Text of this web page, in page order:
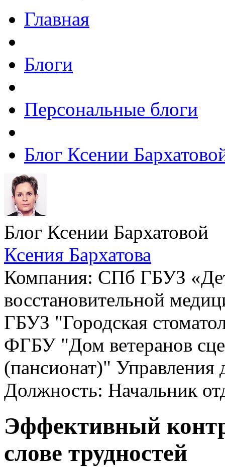
Главная
Блоги
Персональные блоги
Блог Ксении
Блог Ксении Бархатовой
Ксения Бархатова
Компания: СПб ГБУЗ
восстановительной
ГБУЗ "Городская
ФГБУ "Дом ветеранов
(пансионат)"
Должность: Начальник
Эффективный
слове трудностей